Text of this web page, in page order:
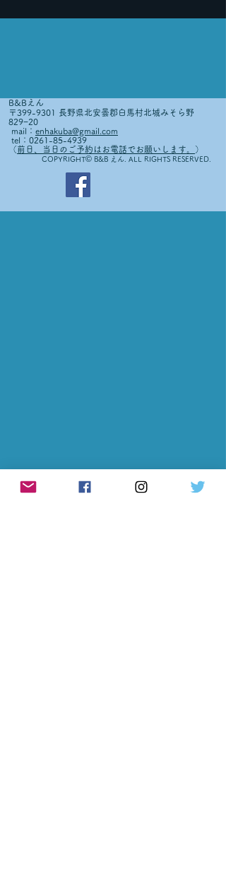
B&Bえん
〒399-9301 長野県北安曇郡白馬村北城みそら野
829−20
mail： enhakuba@gmail.com
tel：0261-85-4939
（ 前日、当日のご予約はお電話でお願いします。 ）
COPYRIGHT© B&B えん. ALL RIGHTS RESERVED.